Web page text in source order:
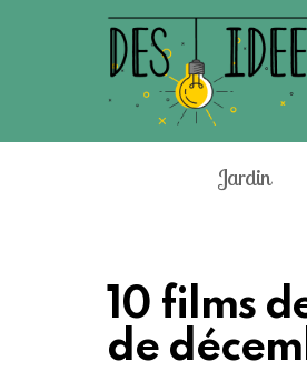
Jardin
10 films
de